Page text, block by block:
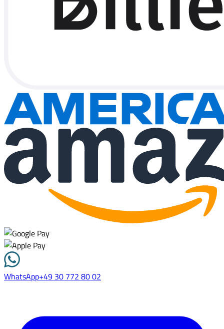
WhatsApp+49 30 772 80 02